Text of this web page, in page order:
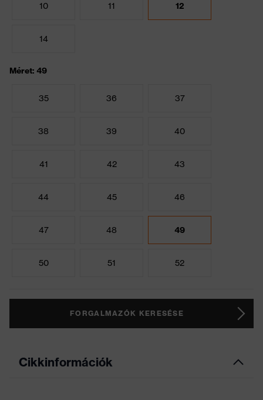
10 11 12
14
Méret: 49
35 36 37
38 39 40
41 42 43
44 45 46
47 48 49
50 51 52
FORGALMAZÓK KERESÉSE
Cikkinformációk